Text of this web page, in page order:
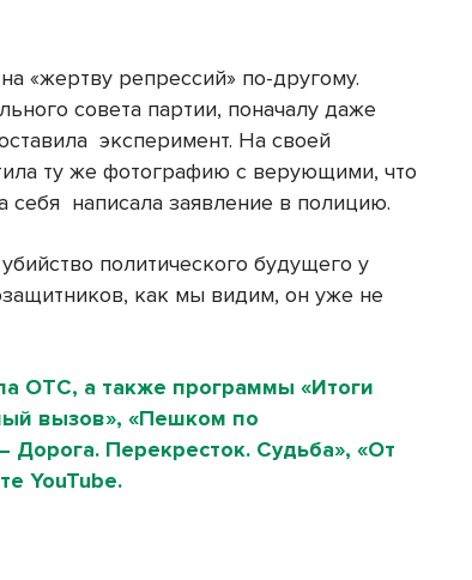
«жертву репрессий» по-другому.
совета партии, поначалу даже
эксперимент. На своей
ту же фотографию с верующими, что
себя написала заявление в полицию.
политического будущего у
как мы видим, он уже не
ОТС, а также программы «Итоги
вызов», «Пешком по
Перекресток. Судьба», «От
YouTube.